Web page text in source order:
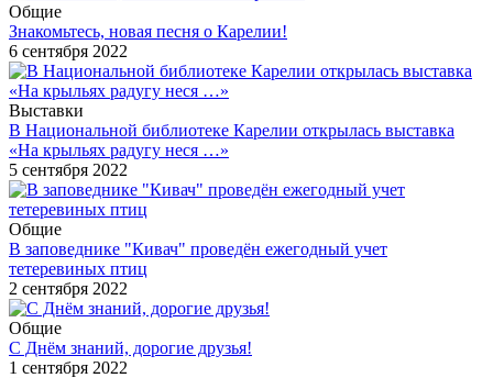
Общие
Знакомьтесь, новая песня о Карелии!
6 сентября 2022
Выставки
В Национальной библиотеке Карелии открылась выставка
«На крыльях радугу неся …»
5 сентября 2022
Общие
В заповеднике "Кивач" проведён ежегодный учет
тетеревиных птиц
2 сентября 2022
Общие
С Днём знаний, дорогие друзья!
1 сентября 2022